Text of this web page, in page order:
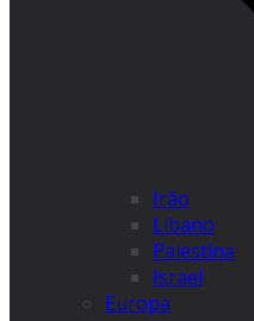
Irão
Líbano
Palestina
Israel
Europa